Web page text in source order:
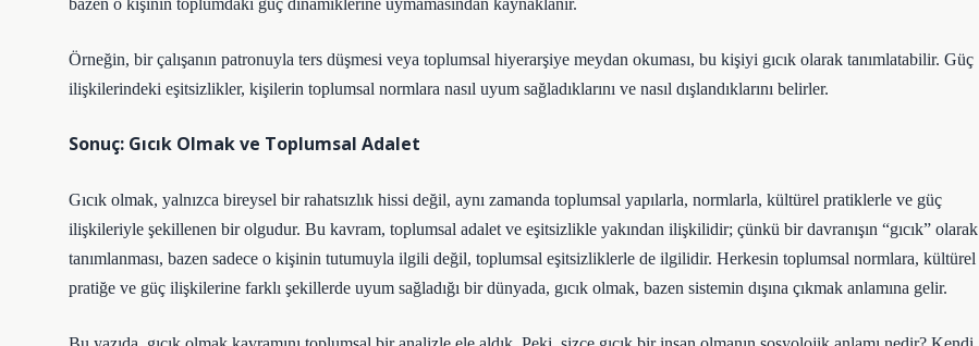
bazen o kişinin toplumdaki güç dinamiklerine uymamasından kaynaklanır.
Örneğin, bir çalışanın patronuyla ters düşmesi veya toplumsal hiyerarşiye meydan okuması, bu kişiyi gıcık olarak tanımlatabilir. Güç
ilişkilerindeki eşitsizlikler, kişilerin toplumsal normlara nasıl uyum sağladıklarını ve nasıl dışlandıklarını belirler.
Sonuç: Gıcık Olmak ve Toplumsal Adalet
Gıcık olmak, yalnızca bireysel bir rahatsızlık hissi değil, aynı zamanda toplumsal yapılarla, normlarla, kültürel pratiklerle ve güç
ilişkileriyle şekillenen bir olgudur. Bu kavram, toplumsal adalet ve eşitsizlikle yakından ilişkilidir; çünkü bir davranışın “gıcık” olarak
tanımlanması, bazen sadece o kişinin tutumuyla ilgili değil, toplumsal eşitsizliklerle de ilgilidir. Herkesin toplumsal normlara, kültürel
pratiğe ve güç ilişkilerine farklı şekillerde uyum sağladığı bir dünyada, gıcık olmak, bazen sistemin dışına çıkmak anlamına gelir.